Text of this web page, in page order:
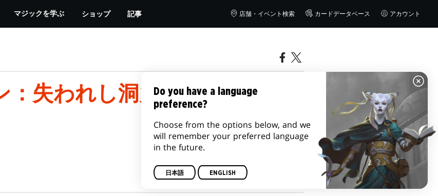
マジックを学ぶ ショップ 記事 店舗・イベント検索 カードデータベース アカウント
：失われし洞窟』のメカニズ
Do you have a language
preference?
Choose from the options below, and we
will remember your preferred language
in the future.
日本語 ENGLISH